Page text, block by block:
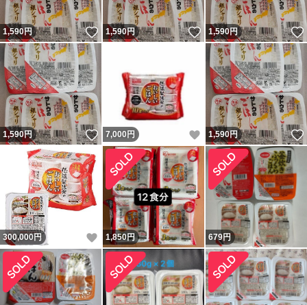
1,590円 いいね！
1,590円 いいね！
1,590円
1,590円 いいね！
7,000 円 いいね！
1,590円
300,000円 いいね！
1,850円 679円